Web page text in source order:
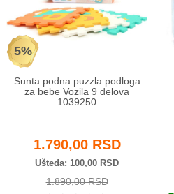
Odeća i obuća
Igračke za bebe i decu
AKCIJA
Call Centar
5%
Sunta podna puzzla podloga
za bebe Vozila 9 delova
1039250
1.790,00 RSD
Ušteda 100,00 RSD
1.890,00 RSD